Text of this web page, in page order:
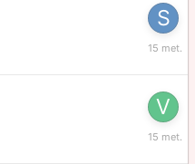
Kovo